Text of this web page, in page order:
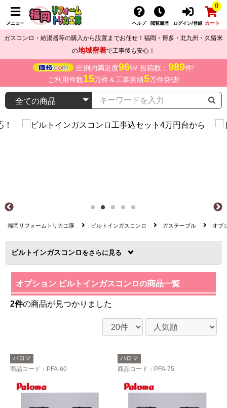
メニュー ヘルプ 閲覧履歴 ログイン/登録
0
カート
ガスコンロ・給湯器等の購入から設置までお任せ！福岡・博多・北九州・久留米
の地域密着で工事後も安心！
圧倒的満足度96%! 投稿数： 989件!
ご利用件数15万件＆工事実績5万件突破!
福岡リフォームトリカエ隊 ビルトインガスコンロ ガステーブル オプ
ビルトインガスコンロ を
オプション ビルトインガスコンロの商品一覧
2件の商品が見つかりました
パロマ
商品コード ：PFA-60
パロマ
商品コード ：PFA-75